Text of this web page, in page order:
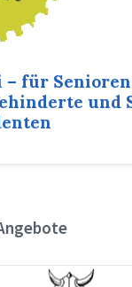
– für
und